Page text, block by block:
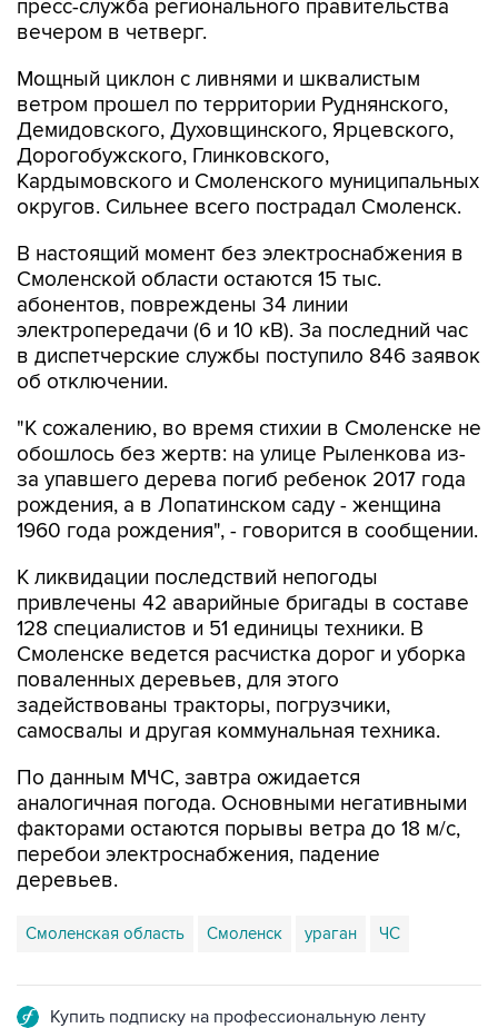
Мощный циклон с ливнями и шквалистым
Демидовского, Духовщинского, Ярцевского,
Дорогобужского, Глинковского,
Кардымовского и Смоленского муниципальных
округов. Сильнее всего пострадал Смоленск.
В настоящий момент без электроснабжения в
абонентов, повреждены 34 линии
электропередачи (6 и 10 кВ). За последний час
в диспетчерские службы поступило 846 заявок
об отключении.
"К сожалению, во время стихии в Смоленске не
за упавшего дерева погиб ребенок 2017 года
рождения, а в Лопатинском саду - женщина
1960 года рождения", - говорится в сообщении.
К ликвидации последствий непогоды
128 специалистов и 51 единицы техники. В
Смоленске ведется расчистка дорог и уборка
поваленных деревьев, для этого
задействованы тракторы, погрузчики,
самосвалы и другая коммунальная техника.
По данным МЧС, завтра ожидается
факторами остаются порывы ветра до 18 м/с,
перебои электроснабжения, падение
деревьев.
Смоленская область
Подписаться на рассылку главных новостей сайта